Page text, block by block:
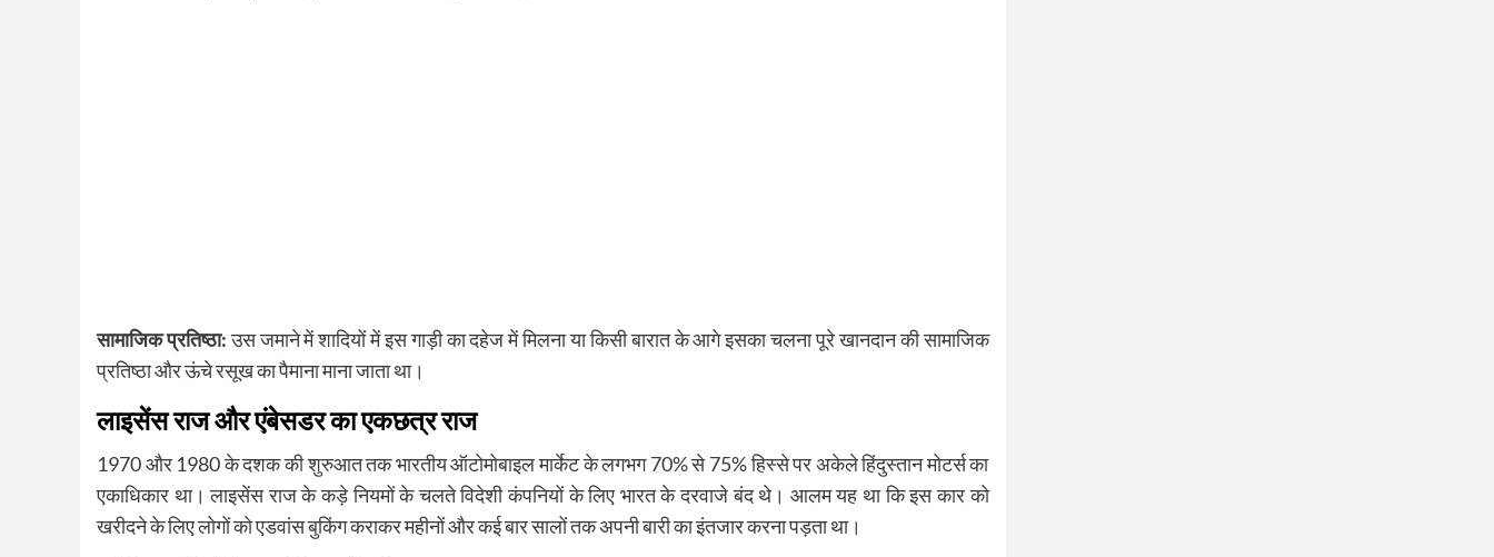
सामाजिक प्रतिष्ठा:उस जमाने में शादियों में इस गाड़ी का दहेज में मिलना या किसी बारात के आगे इसका चलना पूरे खानदान की सामाजिक
प्रतिष्ठा और ऊंचे रसूख का पैमाना माना जाता था।
लाइसेंस राज और एंबेसडर का एकछत्र राज
1970 और 1980 के दशक की शुरुआत तक भारतीय ऑटोमोबाइल मार्केट के लगभग 70% से 75% हिस्से पर अकेले हिंदुस्तान मोटर्स का
एकाधिकार था। लाइसेंस राज के कड़े नियमों के चलते विदेशी कंपनियों के लिए भारत के दरवाजे बंद थे। आलम यह था कि इस कार को
खरीदने के लिए लोगों को एडवांस बुकिंग कराकर महीनों और कई बार सालों तक अपनी बारी का इंतजार करना पड़ता था।